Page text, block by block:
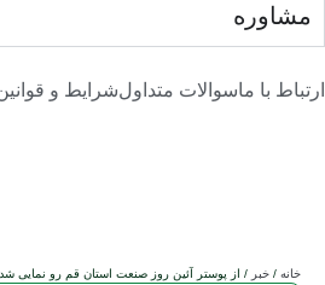
مشاوره
ارتباط با ماسوالات متداولشرایط و
خانه / خبر / از پوستر آئین روز صنعت استان قم رو نمایی شد